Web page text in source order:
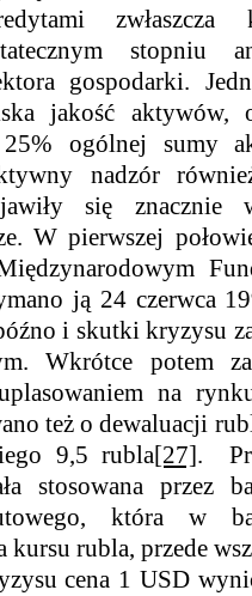
zwłaszcza
stopniu
gospodarki.
jakość aktywów,
25% ogólnej sumy
nadzór
się znacznie
W pierwszej
ją 24 czerwca
i skutki kryzysu
Wkrótce potem
na
też o dewaluacji
9,5 rubla[27].
stosowana przez
która w
kursu rubla, przede
cena 1 USD